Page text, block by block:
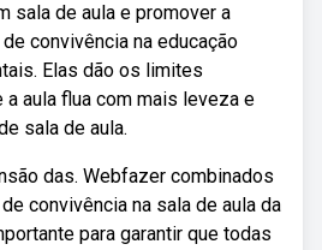
sala de aula e promover a
convivência na educação
Elas dão os limites
aula flua com mais leveza e
sala de aula.
das. Webfazer combinados
convivência na sala de aula da
para garantir que todas